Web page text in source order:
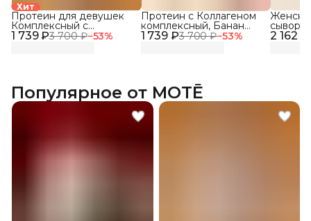
Хит
1 739 ₽3 700 ₽−53%
Протеин для девушек
Комплексный с
Коллагеном, Соленая 1 739 ₽3 700 ₽−53%
Протеин с Коллагеном
комплексный, Банан
клубника 2 162 ₽
WHEY
Популярное от MOTĒ